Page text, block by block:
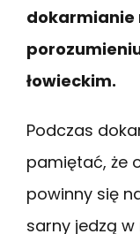
dokarmianie
łowieckim.
Podczas
pamiętać, że
powinny się
sarny jedzą w